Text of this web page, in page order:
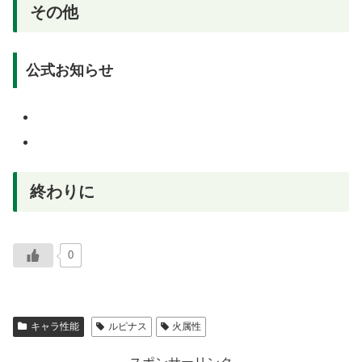
その他
公式お知らせ
終わりに
0
キャラ性能 ルピナス 火属性